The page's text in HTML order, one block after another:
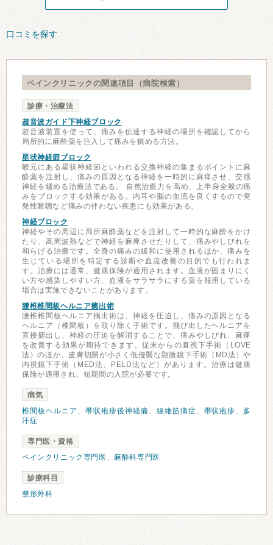
口コミを探す
ペインクリニックの関連項目（病院検索）
診療・治療法
超音波ガイド下神経ブロック
超音波装置を使って、痛みを伝達する神経の場所を確認してから
局所的に麻酔薬を注入して痛みを鎮める方法。
星状神経節ブロック
喉元にある星状神経節といわれる交換神経の集まるポイントに麻
酔薬を注射し、痛みの原因となる神経を一時的に麻痺させ、交感
神経を緩める治療法である。 自然治癒力を高め、上半身全般の痛
みをブロックする効果がある。内耳や脳の血流を良くするので突
発性難聴など痛みの伴わない疾患にも効果がある。
神経ブロック
神経やその周辺に局所麻酔薬などを注射して一時的な麻酔をかけ
たり、高周波熱などで神経を麻痺させたりして、痛みやしびれを
和らげる治療です。全身の痛みの緩和に使用されるほか、痛みを
生じている場所を特定する診断や血流改善の目的でも行われま
す。治療には通常、健康保険が適用されます。血液が固まりにく
い方や感染しやすい方、血液をサラサラにする薬を服用している
場合は実施できないことがあります。
腰椎椎間板ヘルニア摘出術
腰椎椎間板ヘルニア摘出術は、神経を圧迫し、痛みの原因となる
ヘルニア（椎間板）を取り除く手術です。飛び出したヘルニアを
直接摘出し、神経の圧迫を解消することで、痛みやしびれ、麻痺
を改善する効果が期待できます。従来からの直視下手術（LOVE
法）のほか、皮膚切開が小さく低侵襲な顕微鏡下手術（MD法）や
内視鏡下手術（MED法、PELD法など）があります。治療は健康
保険が適用され、短期間の入院が必要です。
病気
椎間板ヘルニア 、 帯状疱疹後神経痛 、 線維筋痛症、 帯状疱疹、 多
汗症
専門医・資格
ペインクリニック専門医 、 麻酔科専門医
診療科目
整形外科